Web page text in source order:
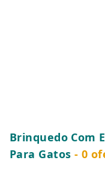
Brinquedo Com
Para Gatos - 0